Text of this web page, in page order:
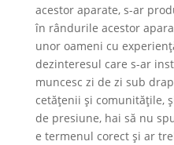
acestor aparate, s-ar
în rândurile acestor
unor oameni cu
dezinteresul care s-ar
muncesc zi de zi sub
cetățenii și comunitățile,
de presiune, hai să nu
e termenul corect și ar